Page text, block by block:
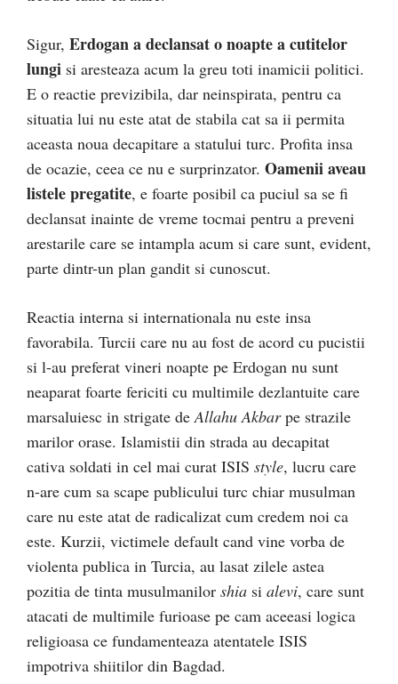
Sigur, Erdogan a declansat o noapte a cutitelor
lungi si aresteaza acum la greu toti inamicii politici.
E o reactie previzibila, dar neinspirata, pentru ca
situatia lui nu este atat de stabila cat sa ii permita
aceasta noua decapitare a statului turc. Profita insa
de ocazie, ceea ce nu e surprinzator. Oamenii aveau
listele pregatite, e foarte posibil ca puciul sa se fi
declansat inainte de vreme tocmai pentru a preveni
arestarile care se intampla acum si care sunt, evident,
parte dintr-un plan gandit si cunoscut.
Reactia interna si internationala nu este insa
favorabila. Turcii care nu au fost de acord cu pucistii
si l-au preferat vineri noapte pe Erdogan nu sunt
neaparat foarte fericiti cu multimile dezlantuite care
marsaluiesc in strigate deAllahu Akbarpe strazile
marilor orase. Islamistii din strada au decapitat
cativa soldati in cel mai curat ISIS style, lucru care
n-are cum sa scape publicului turc chiar musulman
care nu este atat de radicalizat cum credem noi ca
este. Kurzii, victimele default cand vine vorba de
violenta publica in Turcia, au lasat zilele astea
pozitia de tinta musulmanilor shia si alevi, care sunt
atacati de multimile furioase pe cam aceeasi logica
religioasa ce fundamenteaza atentatele ISIS
impotriva shiitilor din Bagdad.